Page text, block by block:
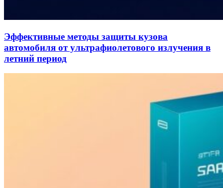
Эффективные методы защиты кузова
автомобиля от ультрафиолетового излучения в
летний период